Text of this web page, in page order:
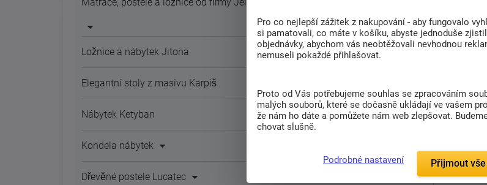
Ložnice a nábytek Jitona
Elegantní stoly z masivu Karpiš
Nábytek Ketyban
Kondela nábytek
Dřevěné postele Lucatec
Bavlněné povlečení Piume
Pro co nejlepší zážitek z nakupování - aby fungovalo
si pamatovali, co máte v košíku, abyste jednoduše
objednávky, abychom vás neobtěžovali nevhodnou
nemuseli pokaždé přihlašovat.
Proto od Vás potřebujeme souhlas se zpracováním
malých souborů, které se dočasně ukládají ve vašem
že nám ho dáte a pomůžete nám web zlepšovat.
chovat slušně.
Podrobné nastavení Přijmout vše